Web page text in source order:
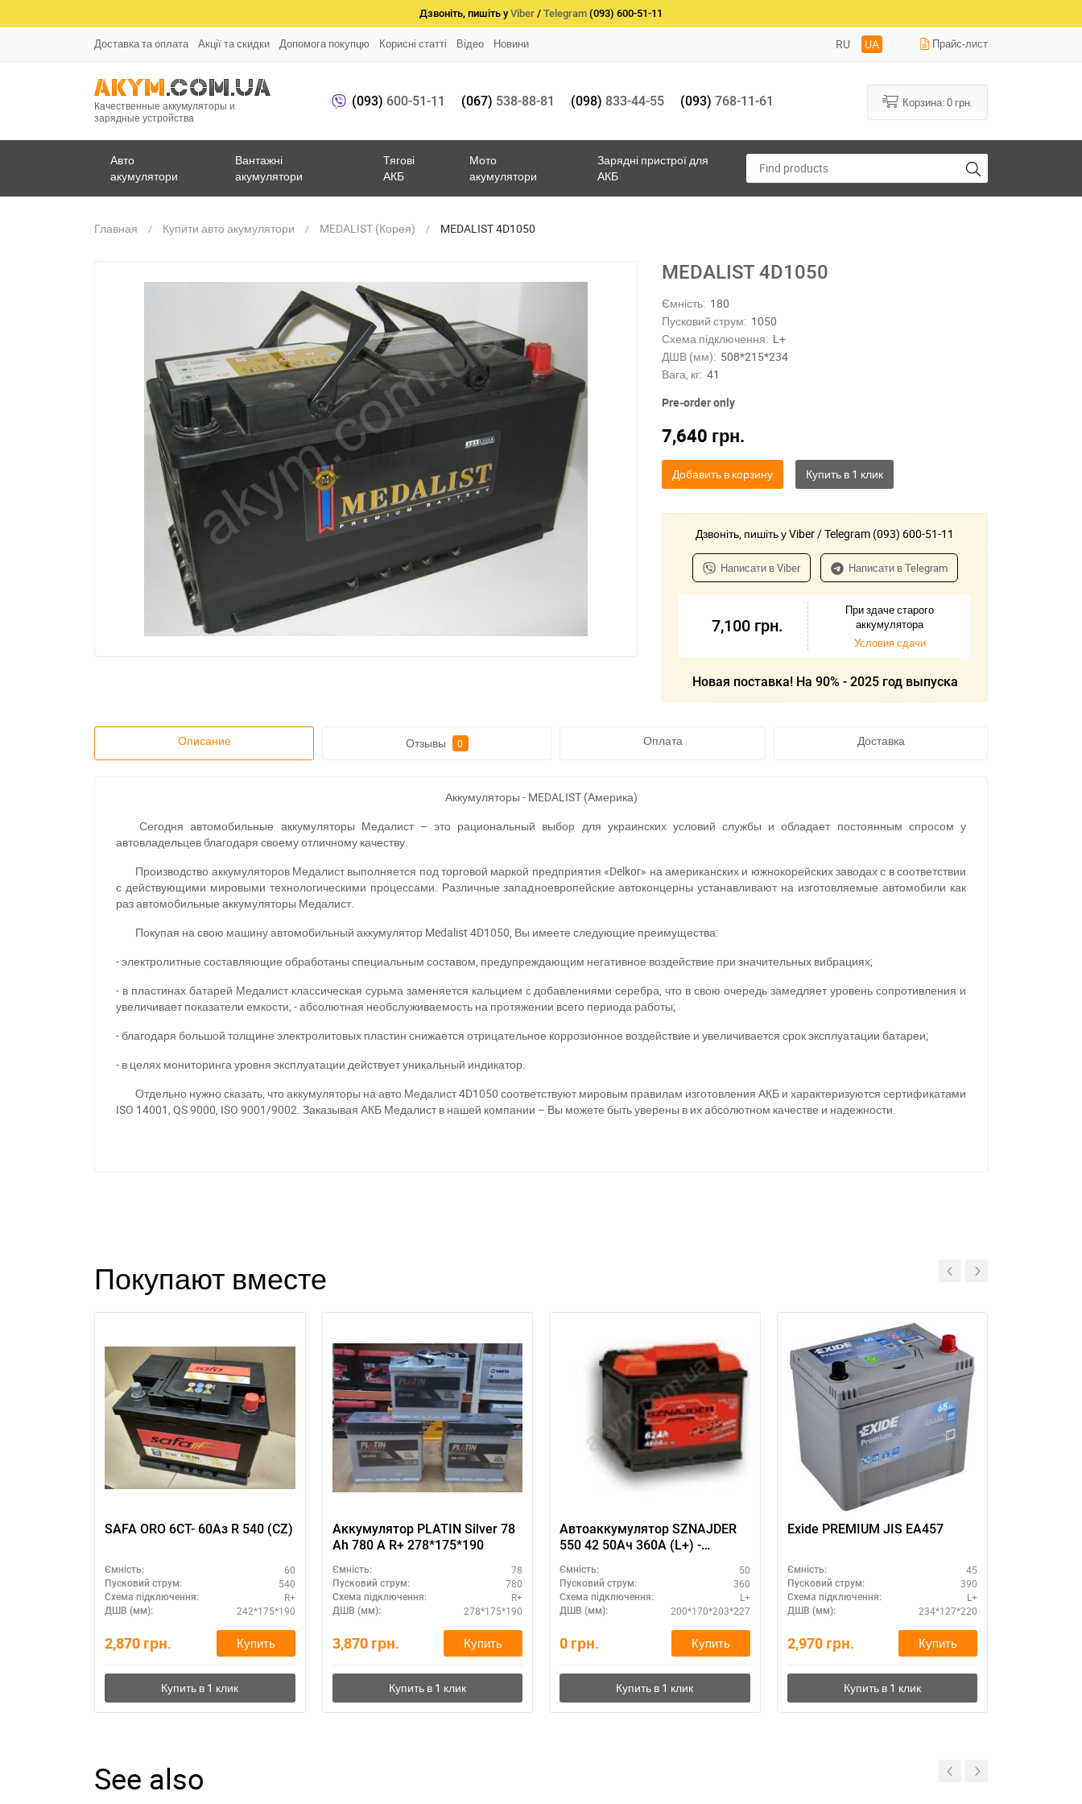
Дзвоніть, пишіть у Viber / Telegram (093) 600-51-11
Доставка та оплата Акції та скидки Допомога покупцю Корисні статті Відео Новини RU UA Прайс-лист
Качественные аккумуляторы и
зарядные устройства
(093) 600-51-11 (067) 538-88-81 (098) 833-44-55 (093) 768-11-61 Корзина:0 грн.
Авто
акумулятори
Вантажні
акумулятори
Тягові
АКБ
Мото
акумулятори
Зарядні пристрої для
АКБ
Главная Купити авто акумулятори MEDALIST (Корея) MEDALIST 4D1050
MEDALIST 4D1050
Ємність: 180
Пусковий струм: 1050
Схема підключення: L+
ДШВ (мм): 508*215*234
Вага, кг: 41
Pre-order only
7,640 грн.
Добавить в корзину
Дзвоніть, пишіть у Viber / Telegram (093) 600-51-11
Написати в Viber Написати в Telegram
7,100 грн.
При здаче старого
аккумулятора
Условия сдачи
Новая поставка! На 90% - 2025 год выпуска
Описание Отзывы 0 Оплата Доставка
Аккумуляторы - MEDALIST (Америка)
Сегодня автомобильные аккумуляторы Медалист – это рациональный выбор для украинских условий службы и обладает постоянным спросом у
автовладельцев благодаря своему отличному качеству.
Производство аккумуляторов Медалист выполняется под торговой маркой предприятия «Delkor» на американских и южнокорейских заводах с в соответствии
с действующими мировыми технологическими процессами. Различные западноевропейские автоконцерны устанавливают на изготовляемые автомобили как
раз автомобильные аккумуляторы Медалист.
Покупая на свою машину автомобильный аккумулятор Medalist 4D1050, Вы имеете следующие преимущества:
- электролитные составляющие обработаны специальным составом, предупреждающим негативное воздействие при значительных вибрациях;
- в пластинах батарей Медалист классическая сурьма заменяется кальцием с добавлениями серебра, что в свою очередь замедляет уровень сопротивления и
увеличивает показатели емкости; - абсолютная необслуживаемость на протяжении всего периода работы;
- благодаря большой толщине электролитовых пластин снижается отрицательное коррозионное воздействие и увеличивается срок эксплуатации батареи;
- в целях мониторинга уровня эксплуатации действует уникальный индикатор.
Отдельно нужно сказать, что аккумуляторы на авто Медалист 4D1050 соответствуют мировым правилам изготовления АКБ и характеризуются сертификатами
ISO 14001, QS 9000, ISO 9001/9002. Заказывая АКБ Медалист в нашей компании – Вы можете быть уверены в их абсолютном качестве и надежности.
Покупают вместе
SAFA ORO 6CT- 60Aз R 540 (CZ)
Ємність: 60
Пусковий струм: 540
Схема підключення: R+
ДШВ (мм): 242*175*190
2,870 грн. Купить
Аккумулятор PLATIN Silver 78
Ah 780 A R+ 278*175*190
Ємність: 78
Пусковий струм: 780
Схема підключення: R+
ДШВ (мм): 278*175*190
3,870 грн. Купить
Автоаккумулятор SZNAJDER
550 42 50Ач 360А (L+) -
прямой полярностью
Ємність: 50
Пусковий струм: 360
Схема підключення: L+
ДШВ (мм): 200*170*203*227
0 грн. Купить
Exide PREMIUM JIS EA457
Ємність: 45
Пусковий струм: 390
Схема підключення: L+
ДШВ (мм): 234*127*220
2,970 грн. Купить
See also